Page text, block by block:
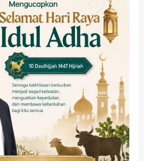
Sibar Rp 9,9 M, Beranikah CV Tiga
Anugerah Utama Pertaruhkan
Jaminan Rp 100 Juta?
wartanusa 5 Agustus 2026
Olahraga
Adu Taktik di Atas Rumput Sintetis:
PWI dan Sapma PP Sidoarjo
Memanaskan Mesin Menuju Piala
Soccer
wartanusa 5 Agustus 2026
Ekonomi Hiburan Pemerintahan
HOT NEWS: Ribuan Warga Wage
Tumplek Blek di Bazar Rakyat Jalan
Jambu, Borong Kuliner UMKM Sambil
Nonton Jaranan!
wartanusa 4 Agustus 2026